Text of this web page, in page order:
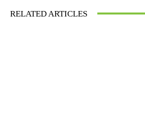
RELATED ARTICLES